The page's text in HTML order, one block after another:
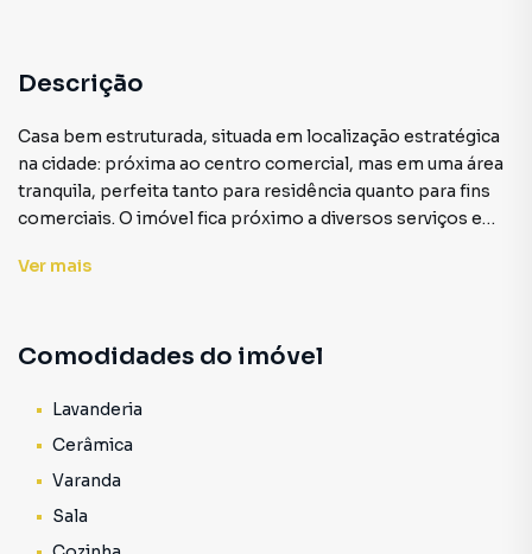
Descrição
Casa bem estruturada, situada em localização estratégica
na cidade: próxima ao centro comercial, mas em uma área
tranquila, perfeita tanto para residência quanto para fins
comerciais. O imóvel fica próximo a diversos serviços e
salões, farmácias, lojas e outros estabelecimentos
Características do imóvel:
- Área total: 290m²
- Área útil: 91,79m²
- 5 quartos
- 1 banheiro social
- 2 salas
Ver mais
Comodidades do imóvel
Lavanderia
Cerâmica
Varanda
Sala